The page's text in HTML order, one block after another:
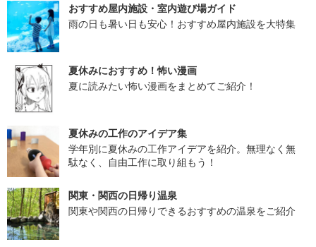
おすすめ屋内施設・室内遊び場ガイド
雨の日も暑い日も安心！おすすめ屋内施設を大特集
夏休みにおすすめ！怖い漫画
夏に読みたい怖い漫画をまとめてご紹介！
夏休みの工作のアイデア集
学年別に夏休みの工作アイデアを紹介。無理なく無
駄なく、自由工作に取り組もう！
関東・関西の日帰り温泉
関東や関西の日帰りできるおすすめの温泉をご紹介